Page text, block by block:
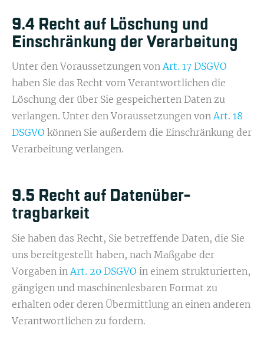
9.4 Recht auf Löschung und
Einschrän­kung der Verarbeitung
Unter den Voraussetzungen vonArt. 17 DSGVO
haben Sie das Recht vom Verantwortlichen die
Löschung der über Sie gespeicherten Daten zu
verlangen. Unter den Voraussetzungen vonArt. 18
DSGVO können Sie außerdem die Einschränkung der
Verarbeitung verlangen.
9.5 Recht auf Datenüber­
tragbarkeit
Sie haben das Recht, Sie betreffende Daten, die Sie
uns bereitgestellt haben, nach Maßgabe der
Vorgaben in Art. 20 DSGVO in einem strukturierten,
gängigen und maschinenlesbaren Format zu
erhalten oder deren Übermittlung an einen anderen
Verantwortlichen zu fordern.